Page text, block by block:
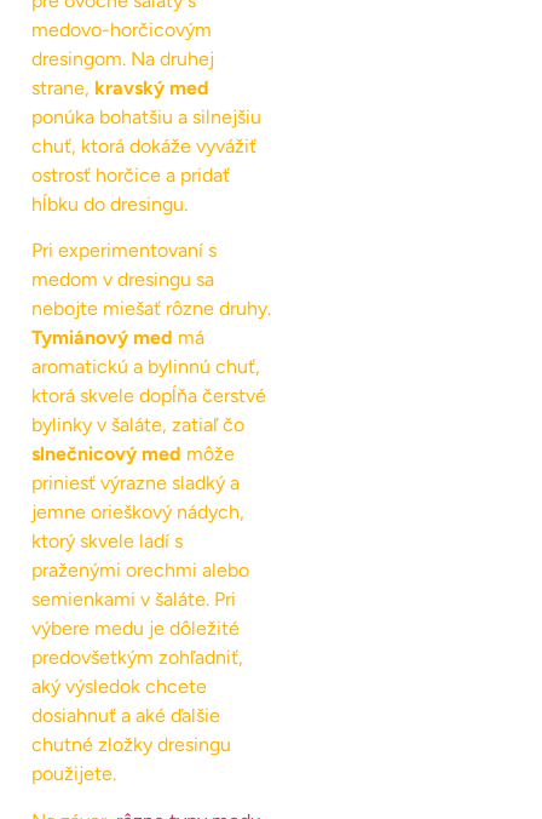
medovo-horčicovým
dresingom. Na druhej
strane, kravský med
ponúka bohatšiu a silnejšiu
chuť, ktorá dokáže vyvážiť
ostrosť horčice a pridať
hĺbku do dresingu.
Pri experimentovaní s
medom v dresingu sa
nebojte miešať rôzne druhy.
Tymiánový med má
aromatickú a bylinnú chuť,
ktorá skvele dopĺňa čerstvé
bylinky v šaláte, zatiaľ čo
slnečnicový med môže
priniesť výrazne sladký a
jemne orieškový nádych,
ktorý skvele ladí s
praženými orechmi alebo
semienkami v šaláte. Pri
výbere medu je dôležité
predovšetkým zohľadniť,
aký výsledok chcete
dosiahnuť a aké ďalšie
chutné zložky dresingu
použijete.